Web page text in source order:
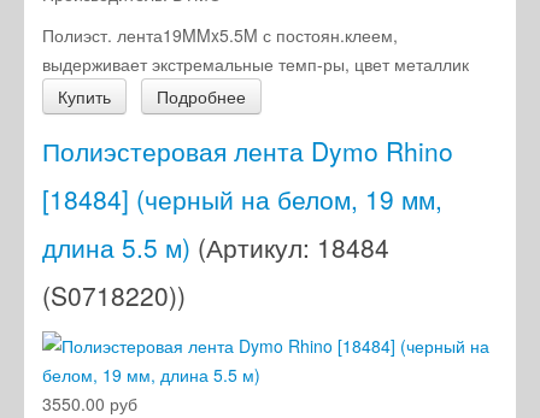
Полиэст. лента19MMx5.5M с постоян.клеем,
выдерживает экстремальные темп-ры, цвет металлик
Купить
Подробнее
Полиэстеровая лента Dymo Rhino
[18484] (черный на белом, 19 мм,
длина 5.5 м) (Артикул: 18484
(S0718220))
3550.00 руб